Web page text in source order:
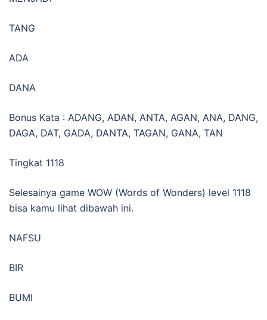
TANG
ADA
DANA
Bonus Kata : ADANG, ADAN, ANTA, AGAN, ANA, DANG,
DAGA, DAT, GADA, DANTA, TAGAN, GANA, TAN
Tingkat 1118
Selesainya game WOW (Words of Wonders) level 1118
bisa kamu lihat dibawah ini.
NAFSU
BIR
BUMI